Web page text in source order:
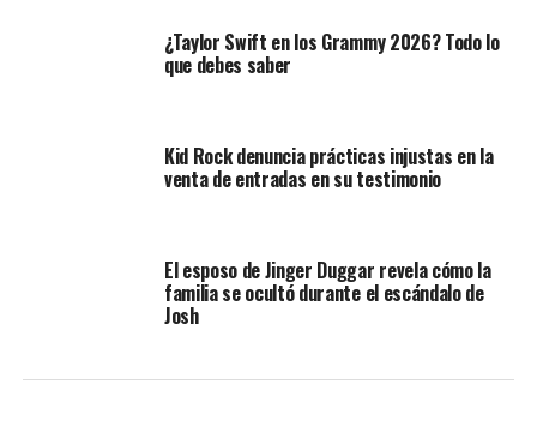
¿Taylor Swift en los Grammy 2026? Todo lo
que debes saber
Kid Rock denuncia prácticas injustas en la
venta de entradas en su testimonio
El esposo de Jinger Duggar revela cómo la
familia se ocultó durante el escándalo de
Josh